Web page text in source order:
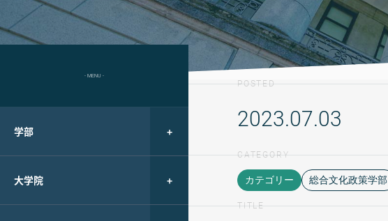
- MENU -
学部
大学院
POSTED
2023.07.03
CATEGORY
カテゴリー 総合文化政策学部
TITLE